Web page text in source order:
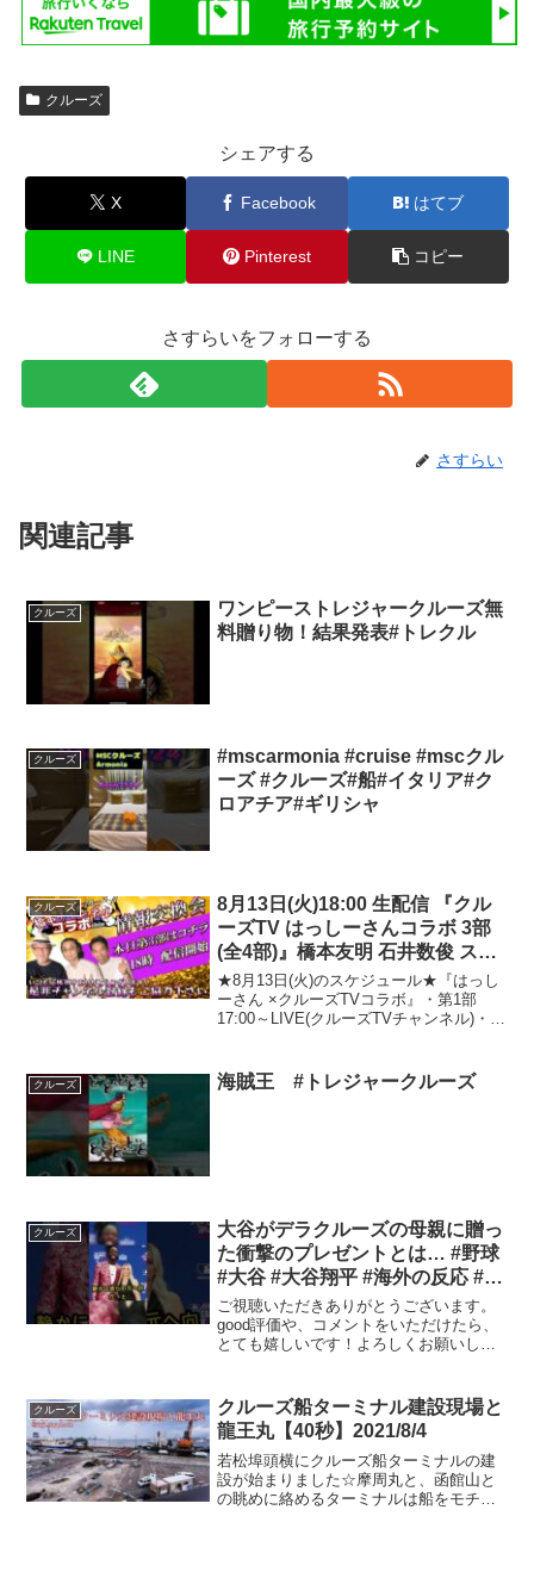
クルーズ
シェアする
X Facebook はてブ
LINE Pinterest コピー
さすらいをフォローする
さすらい
関連記事
クルーズ
ワンピーストレジャークルーズ無
料贈り物！結果発表#トレクル
クルーズ
#mscarmonia #cruise #mscクル
ーズ #クルーズ#船#イタリア#ク
ロアチア#ギリシャ
クルーズ
8月13日(火)18:00 生配信 『クル
ーズTV はっしーさんコラボ 3部
(全4部)』橋本友明 石井数俊 スピ
リチュアル NESARA GESARA
ベトナムドン イラクディナール
1412
★8月13日(火)のスケジュール★『はっし
ーさん ×クルーズTVコラボ』・第1部
17:00～LIVE(クルーズTVチャンネル)・第
ンネル)・第4...
クルーズ 海賊王 #トレジャークルーズ
クルーズ
大谷がデラクルーズの母親に贈っ
た衝撃のプレゼントとは… #野球
#大谷 #大谷翔平 #海外の反応 #ド
ジャース #レッズ #mlb
ご視聴いただきありがとうございます。
good評価や、コメントをいただけたら、
とても嬉しいです！よろしくお願いしま
ておりますが、完璧なものを保証するこ
とは困難です。もし...
クルーズ
クルーズ船ターミナル建設現場と
龍王丸【40秒】2021/8/4
若松埠頭横にクルーズ船ターミナルの建
設が始まりました☆摩周丸と、函館山と
の眺めに絡めるターミナルは船をモチー